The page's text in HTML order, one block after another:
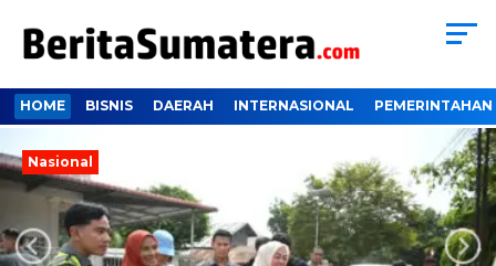
HOME BISNIS DAERAH INTERNASIONAL PEMERINTAHAN
Nasional